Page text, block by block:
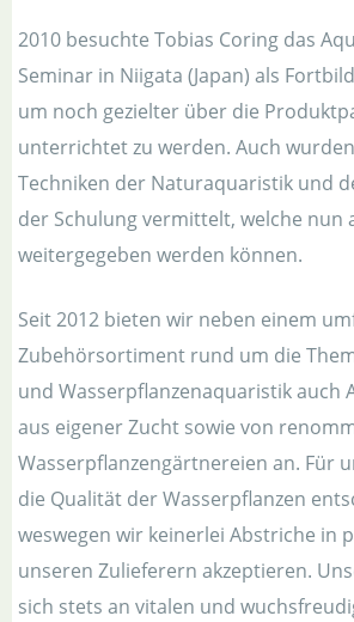
2010 besuchte Tobias Coring das
Seminar in Niigata (Japan) als
um noch gezielter über die
unterrichtet zu werden. Auch
Techniken der Naturaquaristik und
der Schulung vermittelt, welche nun
weitergegeben werden können.
Seit 2012 bieten wir neben einem
Zubehörsortiment rund um die
und Wasserpflanzenaquaristik auch
aus eigener Zucht sowie von
Wasserpflanzengärtnereien an. Für
die Qualität der Wasserpflanzen
weswegen wir keinerlei Abstriche in
unseren Zulieferern akzeptieren.
sich stets an vitalen und